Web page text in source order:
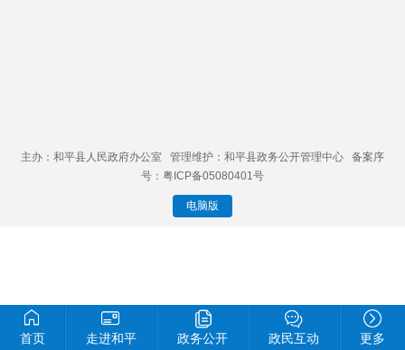
主办：和平县人民政府办公室 管理维护：和平县政务公开管理中心 备案序
号：粤ICP备05080401号
电脑版
首页 走进和平 政务公开 政民互动 更多